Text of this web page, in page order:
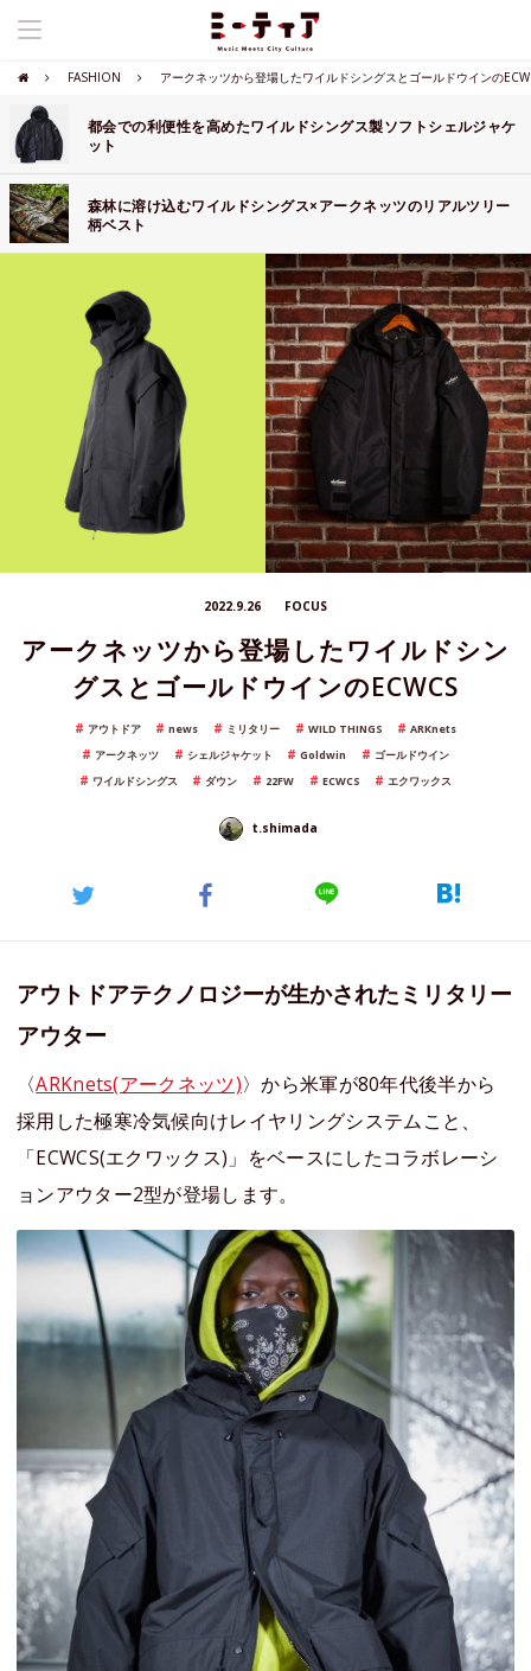
FASHION アークネッツから登場したワイルドシングスとゴールドウインの
都会での利便性を高めたワイルドシングス製ソフトシェルジャケ
ット
森林に溶け込むワイルドシングス×アークネッツのリアルツリー
柄ベスト
2022.9.26 FOCUS
アークネッツから登場したワイルドシン
グスとゴールドウインのECWCS
アウトドア news ミリタリー WILD THINGS
ARKnets
アークネッツ
シェルジャケット Goldwin
ゴールドウイン
ワイルドシングス
ダウン 22FW ECWCS エクワックス
t.shimada
アウトドアテクノロジーが生かされたミリタリー
アウター
〈ARKnets(アークネッツ)〉から米軍が80年代後半から
採用した極寒冷気候向けレイヤリングシステムこと、
「ECWCS(エクワックス)」をベースにしたコラボレーシ
ョンアウター2型が登場します。